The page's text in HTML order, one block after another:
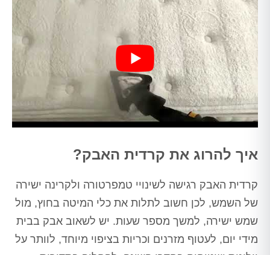
איך להרוג את קרדית האבק?
קרדית האבק רגישה לשינויי טמפרטורה ולקרינה ישירה
של השמש, לכן חשוב לתלות את כלי המיטה בחוץ, מול
שמש ישירה, למשך מספר שעות. יש לשאוב אבק בבית
מידי יום, לעטוף מזרנים וכריות בציפוי מיוחד, לוותר על